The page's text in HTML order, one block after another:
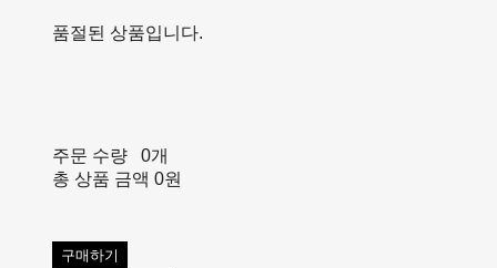
품절된 상품입니다.
주문 수량
0개
총 상품 금액 0원
구매하기